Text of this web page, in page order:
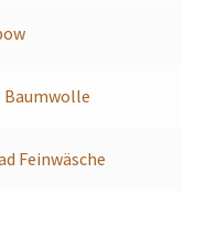
Baumwolle
Feinwäsche